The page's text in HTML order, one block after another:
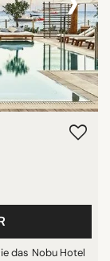
das Nobu Hotel